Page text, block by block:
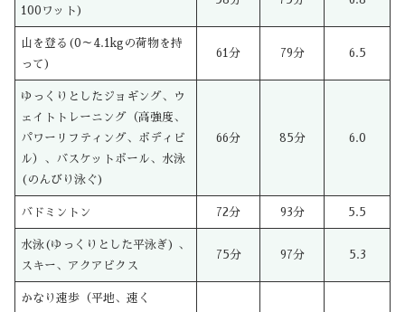
100ワット)
山を登る(0～4.1kgの荷物を持
って)
61分 79分 6.5
ゆっくりとしたジョギング、ウ
ェイトトレーニング（高強度、
パワーリフティング、ボディビ
ル）、バスケットボール、水泳
(のんびり泳ぐ)
66分 85分 6.0
バドミントン 72分 93分 5.5
水泳(ゆっくりとした平泳ぎ) 、
スキー、アクアビクス
75分 97分 5.3
かなり速歩（平地、速く